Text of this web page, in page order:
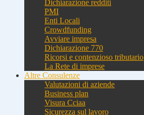
Dichiarazione redditi
PMI
Enti Locali
Crowdfunding
Avviare impresa
Dichiarazione 770
Ricorsi e contenzioso tributario
La Rete di imprese
Altre Consulenze
Valutazioni di aziende
Business plan
Visura Cciaa
Sicurezza sul lavoro